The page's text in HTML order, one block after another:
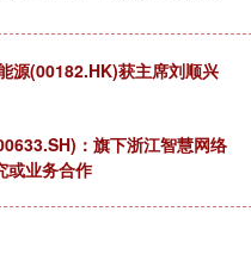
源(00182.HK)获主席刘顺兴
：旗下浙江智慧网络
或业务合作